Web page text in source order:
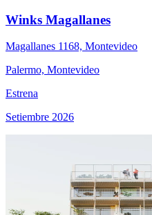
Winks Magallanes
Magallanes 1168, Montevideo
Palermo, Montevideo
Estrena
Setiembre 2026